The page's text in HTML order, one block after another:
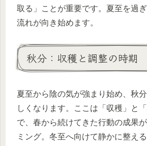
取る」ことが重要です。夏至を過
流れが向き始めます。
秋分：収穫と調整の時期
夏至から陰の気が強まり始め、秋
しくなります。ここは「収穫」と
で、春から続けてきた行動の成果
ミング。冬至へ向けて静かに整え